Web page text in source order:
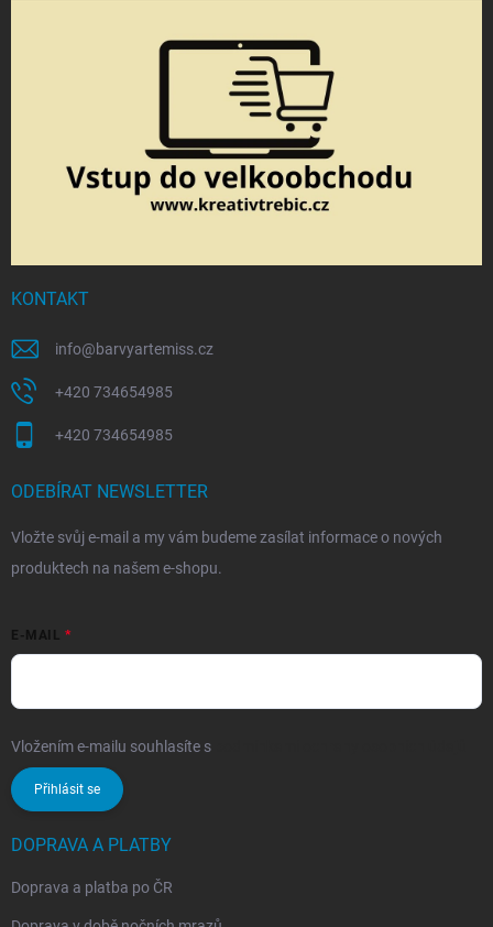
KONTAKT
info@barvyartemiss.cz
+420 734654985
+420 734654985
ODEBÍRAT NEWSLETTER
Vložte svůj e-mail a my vám budeme zasílat informace o nových
produktech na našem e-shopu.
E-MAIL
Vložením e-mailu souhlasíte s
Přihlásit se
DOPRAVA A PLATBY
Doprava a platba po ČR